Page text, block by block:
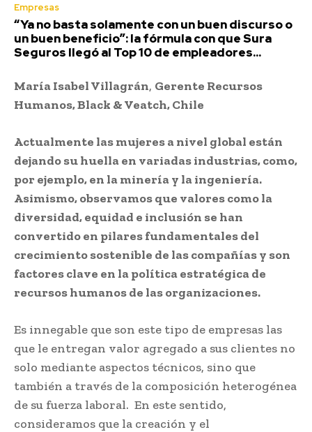
Empresas
“Ya no basta solamente con un buen discurso o
un buen beneficio”: la fórmula con que Sura
Seguros llegó al Top 10 de empleadores...
María Isabel Villagrán, Gerente Recursos
Humanos, Black & Veatch, Chile
Actualmente las mujeres a nivel global están
dejando su huella en variadas industrias, como,
por ejemplo, en la minería y la ingeniería.
Asimismo, observamos que valores como la
diversidad, equidad e inclusión se han
convertido en pilares fundamentales del
crecimiento sostenible de las compañías y son
factores clave en la política estratégica de
recursos humanos de las organizaciones.
Es innegable que son este tipo de empresas las
que le entregan valor agregado a sus clientes no
solo mediante aspectos técnicos, sino que
también a través de la composición heterogénea
de su fuerza laboral. En este sentido,
consideramos que la creación y el